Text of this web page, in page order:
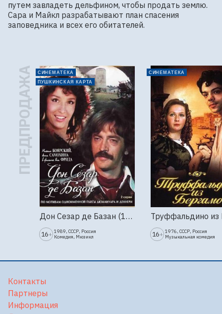
путем завладеть дельфином, чтобы продать землю.
Сара и Майкл разрабатывают план спасения
заповедника и всех его обитателей.
ПРЕДПРОДАЖА
СИНЕМАТЕКА
ПУШКИНСКАЯ КАРТА
Дон Сезар де Базан (1989г., Ленфильм, 2 серии)
16+ 1989, СССР, Россия
Комедия, Мюзикл
СИНЕМАТЕКА
16+ 1976, СССР, Россия
Музыкальная комедия
Контакты
Партнеры
Информация